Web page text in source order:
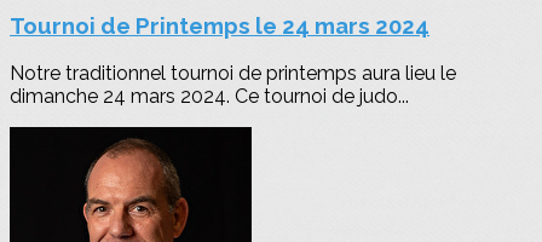
Tournoi de Printemps le 24 mars 2024
Notre traditionnel tournoi de printemps aura lieu le
dimanche 24 mars 2024. Ce tournoi de judo...